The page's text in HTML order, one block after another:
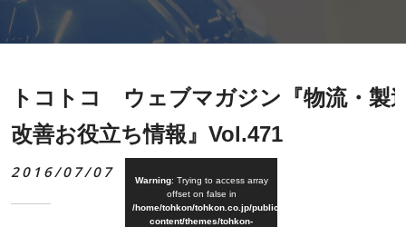
トコトコ ウェブマガジン『物流・製
改善お役立ち情報』Vol.471
2016/07/07 Warning: Trying to access array
offset on false in
/home/tohkon/tohkon.co.jp/public_html/wp-
content/themes/tohkon-